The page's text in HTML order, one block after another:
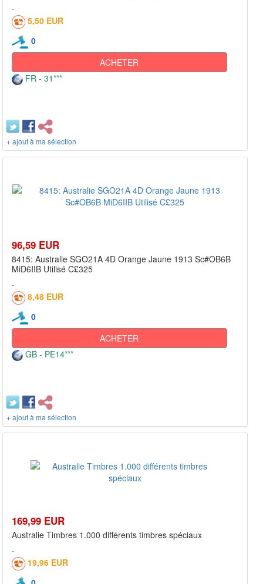
5,50 EUR
0
ACHETER
FR - 31***
+ ajout à ma sélection
96,59 EUR
8415: Australie SGO21A 4D Orange Jaune 1913 Sc#OB6B
MiD6IIB Utilisé C£325
8,48 EUR
0
ACHETER
GB - PE14***
+ ajout à ma sélection
169,99 EUR
Australie Timbres 1.000 différents timbres spéciaux
19,96 EUR